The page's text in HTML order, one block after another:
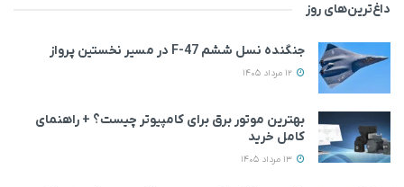
داغ‌ترین‌های روز
جنگنده نسل ششم F-47 در مسیر نخستین پرواز
بهترین موتور برق برای کامپیوتر چیست؟ + راهنمای
کامل خرید